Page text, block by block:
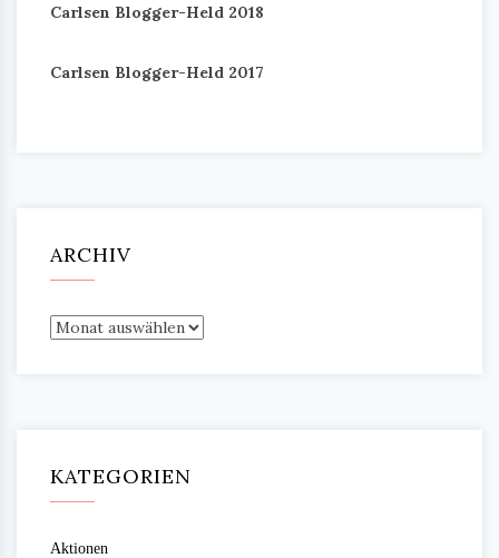
Carlsen Blogger-Held 2018
Carlsen Blogger-Held 2017
ARCHIV
Archiv
KATEGORIEN
Aktionen